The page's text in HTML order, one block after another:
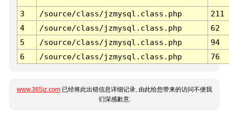
3 /source/class/jzmysql.class.php
211
4
/source/class/jzmysql.class.php
62
5
/source/class/jzmysql.class.php
94
6
/source/class/jzmysql.class.php 76
www.365jz.com 已经将此出错信息详细记录, 由此给您带来的访问不便我
们深感歉意.